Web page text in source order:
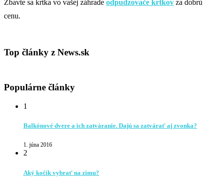
Zbavte sa krtka vo vašej záhrade odpudzovače krtkov za dobrú
cenu.
Top články z News.sk
Populárne články
1
Balkónové dvere a ich zatváranie. Dajú sa zatvárať aj zvonka?
1. júna 2016
2
Aký kočík vybrať na zimu?